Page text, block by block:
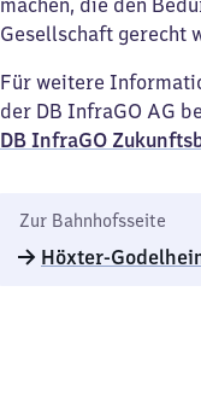
Gesellschaft gerecht
Für weitere
der DB InfraGO AG
DB InfraGO
Zur Bahnhofsseite
Höxter-